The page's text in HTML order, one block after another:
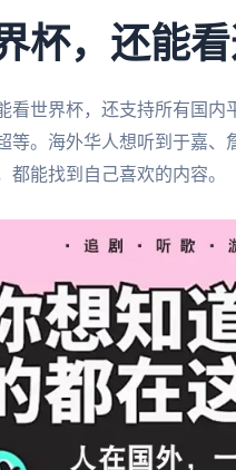
杯，还能
看世界杯，还支持所有国
等。海外华人想听到于嘉、
都能找到自己喜欢的内容。